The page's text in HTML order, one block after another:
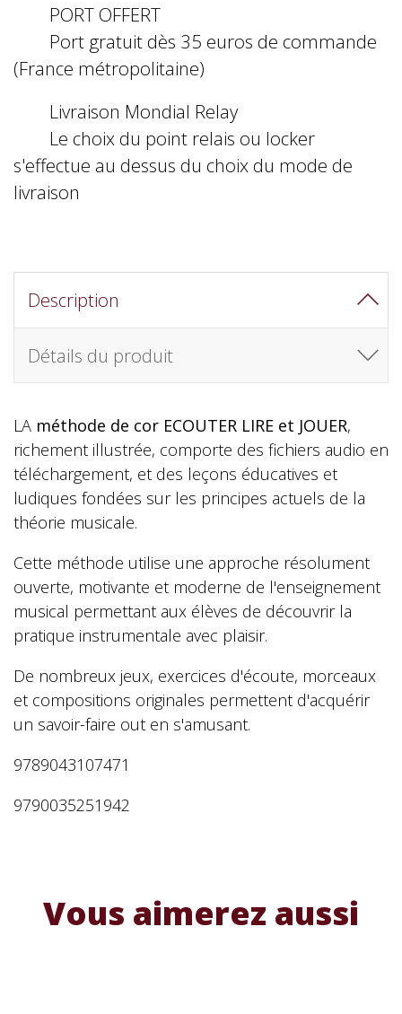
PORT OFFERT
Port gratuit dès 35 euros de commande
(France métropolitaine)
Livraison Mondial Relay
Le choix du point relais ou locker
s'effectue au dessus du choix du mode de
livraison
Description
Détails du produit
LA méthode de cor ECOUTER LIRE et JOUER,
richement illustrée, comporte des fichiers audio en
téléchargement, et des leçons éducatives et
ludiques fondées sur les principes actuels de la
théorie musicale.
Cette méthode utilise une approche résolument
ouverte, motivante et moderne de l'enseignement
musical permettant aux élèves de découvrir la
pratique instrumentale avec plaisir.
De nombreux jeux, exercices d'écoute, morceaux
et compositions originales permettent d'acquérir
un savoir-faire out en s'amusant.
9789043107471
9790035251942
Vous aimerez aussi